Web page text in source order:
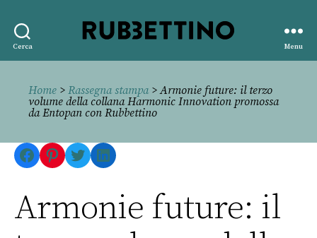
Cerca
editore
Menu
Home > Rassegna stampa> Armonie future: il terzo
volume della collana Harmonic Innovation promossa
da Entopan con Rubbettino
Facebook
Pinterest
TwitterLinkedIn
Armonie future: il